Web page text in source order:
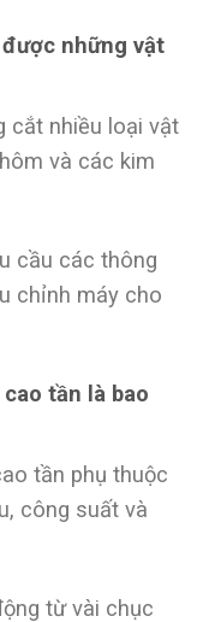
những vật
cắt nhiều loại vật
và các kim
cầu các thông
chỉnh máy cho
tần là bao
tần phụ thuộc
công suất và
từ vài chục